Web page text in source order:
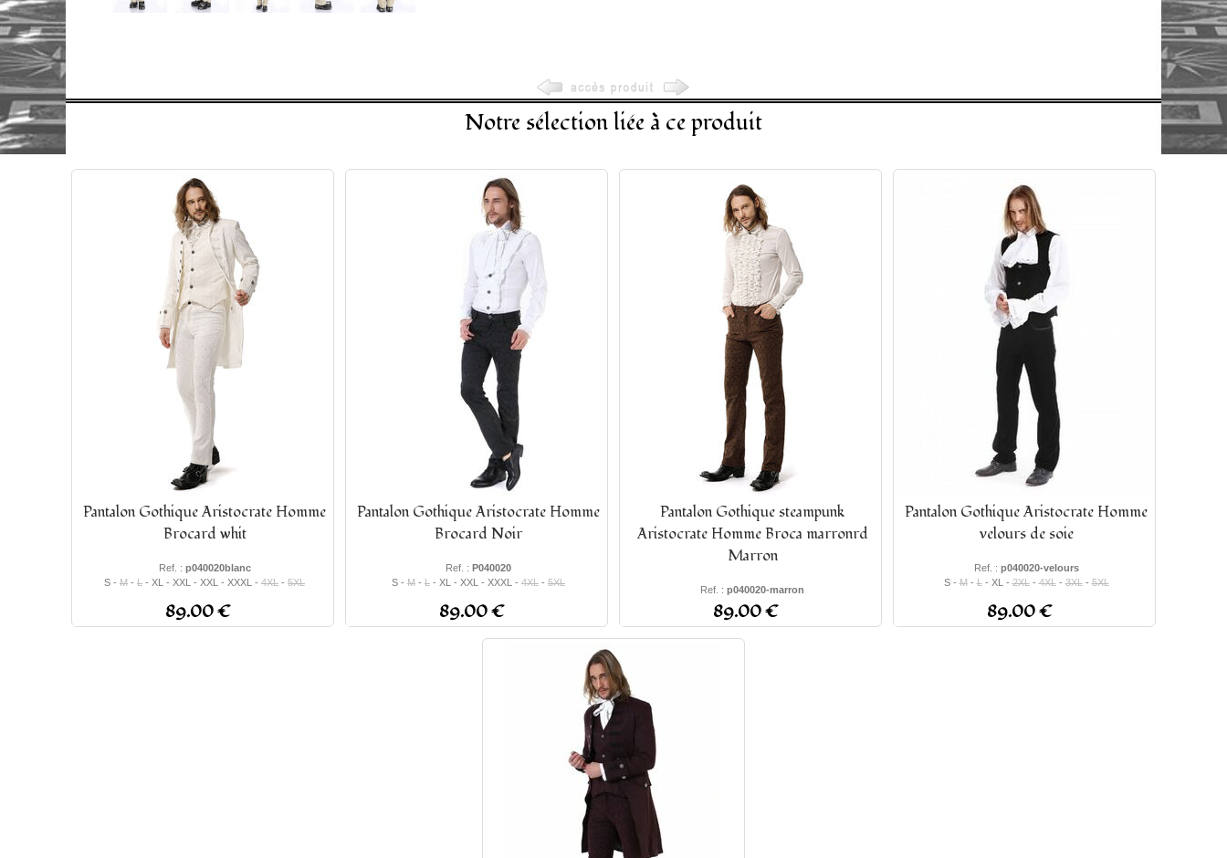
Notre sélection liée à ce produit
Pantalon Gothique Aristocrate Homme
Brocard whit
Ref. : p040020blanc
S - M - L - XL - XXL - XXL - XXXL - 4XL - 5XL
89.00 €
Pantalon Gothique Aristocrate Homme
Brocard Noir
Ref. : P040020
S - M - L - XL - XXL - XXXL - 4XL - 5XL
89.00 €
Pantalon Gothique steampunk
Aristocrate Homme Broca marronrd
Marron
Ref. : p040020-marron
- XL - 2XL- 3XL
89.00 €
Pantalon Gothique Aristocrate Homme
velours de soie
Ref. : p040020-velours
S -M-L- XL -2XL-4XL-3XL-5XL
89.00 €